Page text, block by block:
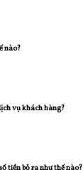
nào?
vụ khách hàng?